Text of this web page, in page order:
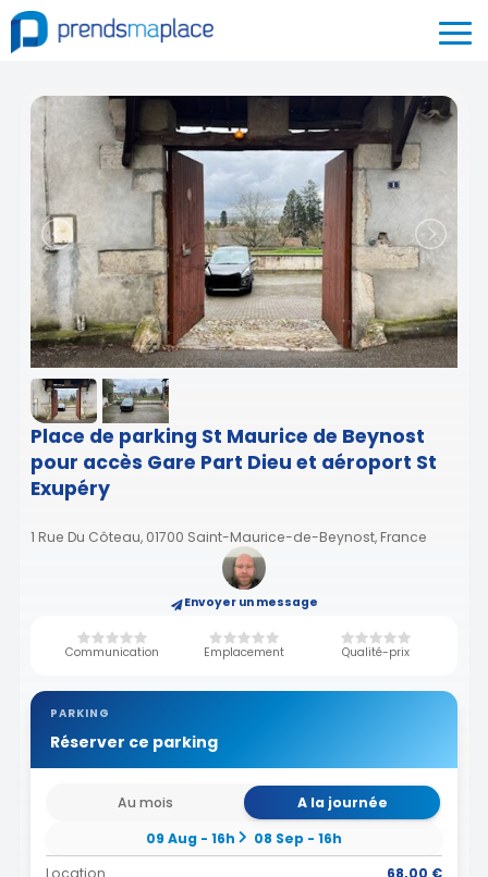
Place de parking St Maurice de Beynost
pour accès Gare Part Dieu et aéroport St
Exupéry
1 Rue Du Côteau, 01700 Saint-Maurice-de-Beynost, France
Envoyer un message
Communication Emplacement Qualité-prix
PARKING
Réserver ce parking
Au mois
A la journée
09 Aug - 16h
08 Sep - 16h
Location
68,00 €